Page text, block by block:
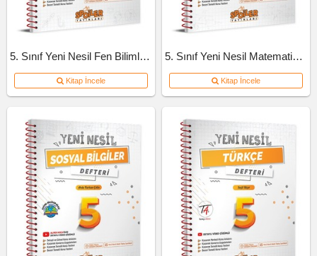
5. Sınıf Yeni Nesil Fen Bilimleri Defteri
Kitap İncele
5. Sınıf Yeni Nesil Matematik Defteri
Kitap İncele